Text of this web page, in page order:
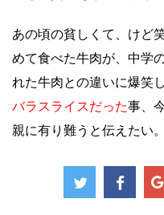
あの頃の貧しくて、けど
めて食べた牛肉が、中学
れた牛肉との違いに爆笑し
バラスライスだった事、
親に有り難うと伝えたい。